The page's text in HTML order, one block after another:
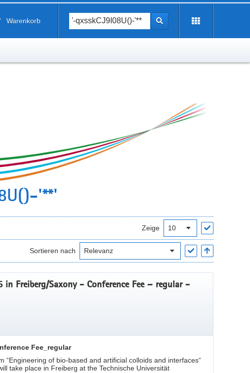
Warenkorb
'**'
Zeige
Sortieren nach
Freiberg/Saxony - Conference Fee – regular -
Fee_regular
“Engineering of bio-based and artificial colloids and interfaces“
take place in Freiberg at the Technische Universität